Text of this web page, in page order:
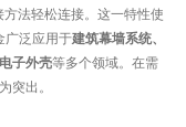
法轻松连接。这一特性使
广泛应用于建筑幕墙系统、
子外壳等多个领域。在需
突出。